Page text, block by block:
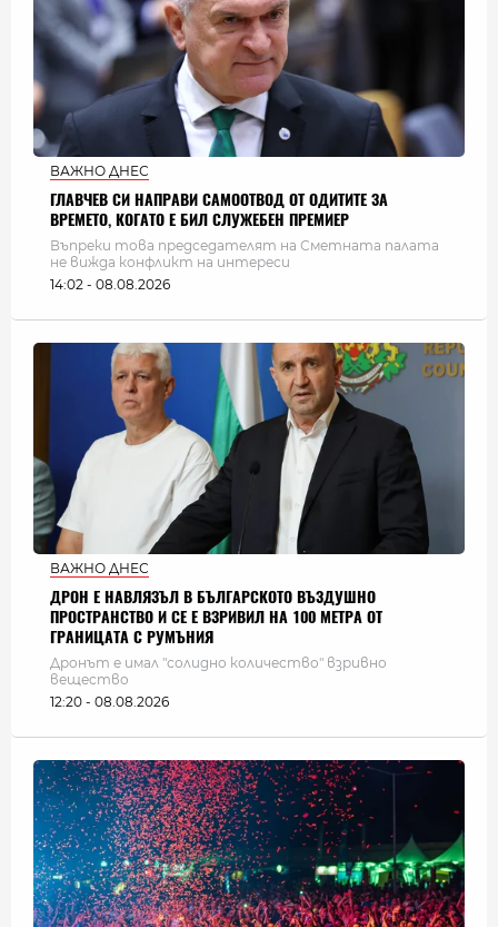
ВАЖНО ДНЕС
ГЛАВЧЕВ СИ НАПРАВИ САМООТВОД ОТ ОДИТИТЕ ЗА
ВРЕМЕТО, КОГАТО Е БИЛ СЛУЖЕБЕН ПРЕМИЕР
Въпреки това председателят на Сметната палата
не вижда конфликт на интереси
14:02 - 08.08.2026
ВАЖНО ДНЕС
ДРОН Е НАВЛЯЗЪЛ В БЪЛГАРСКОТО ВЪЗДУШНО
ПРОСТРАНСТВО И СЕ Е ВЗРИВИЛ НА 100 МЕТРА ОТ
ГРАНИЦАТА С РУМЪНИЯ
Дронът е имал "солидно количество" взривно
вещество
12:20 - 08.08.2026